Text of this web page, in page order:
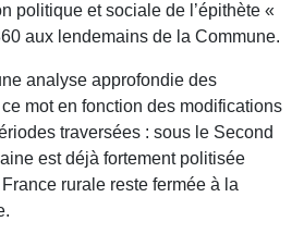
politique et sociale de l’épithète «
aux lendemains de la Commune.
analyse approfondie des
mot en fonction des modifications
traversées : sous le Second
est déjà fortement politisée
rurale reste fermée à la